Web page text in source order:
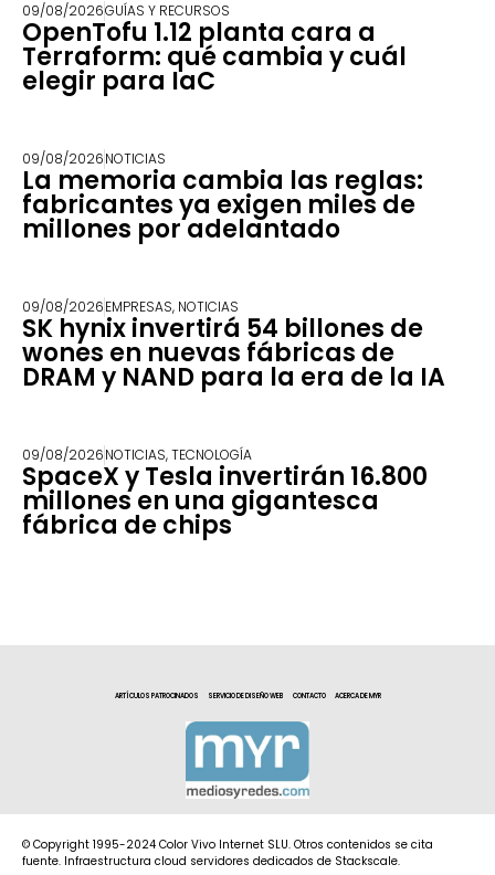
09/08/2026GUÍAS Y RECURSOS
OpenTofu 1.12 planta cara a
Terraform: qué cambia y cuál
elegir para IaC
09/08/2026NOTICIAS
La memoria cambia las reglas:
fabricantes ya exigen miles de
millones por adelantado
09/08/2026EMPRESAS, NOTICIAS
SK hynix invertirá 54 billones de
wones en nuevas fábricas de
DRAM y NAND para la era de la IA
09/08/2026NOTICIAS,TECNOLOGÍA
SpaceX y Tesla invertirán 16.800
millones en una gigantesca
fábrica de chips
ARTÍCULOS PATROCINADOS SERVICIO DE DISEÑO WEB CONTACTO ACERCA DE MYR
© Copyright 1995-2024 Color Vivo Internet SLU. Otros contenidos se cita
fuente. Infraestructura cloud servidores dedicados de Stackscale.